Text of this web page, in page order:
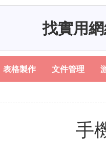
找實用
表格製作 文件管理
手